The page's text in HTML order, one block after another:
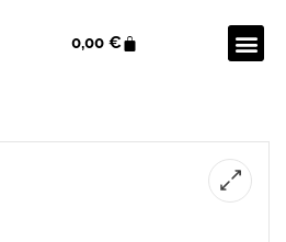
0,00 €